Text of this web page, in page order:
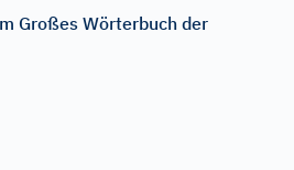
Großes Wörterbuch der